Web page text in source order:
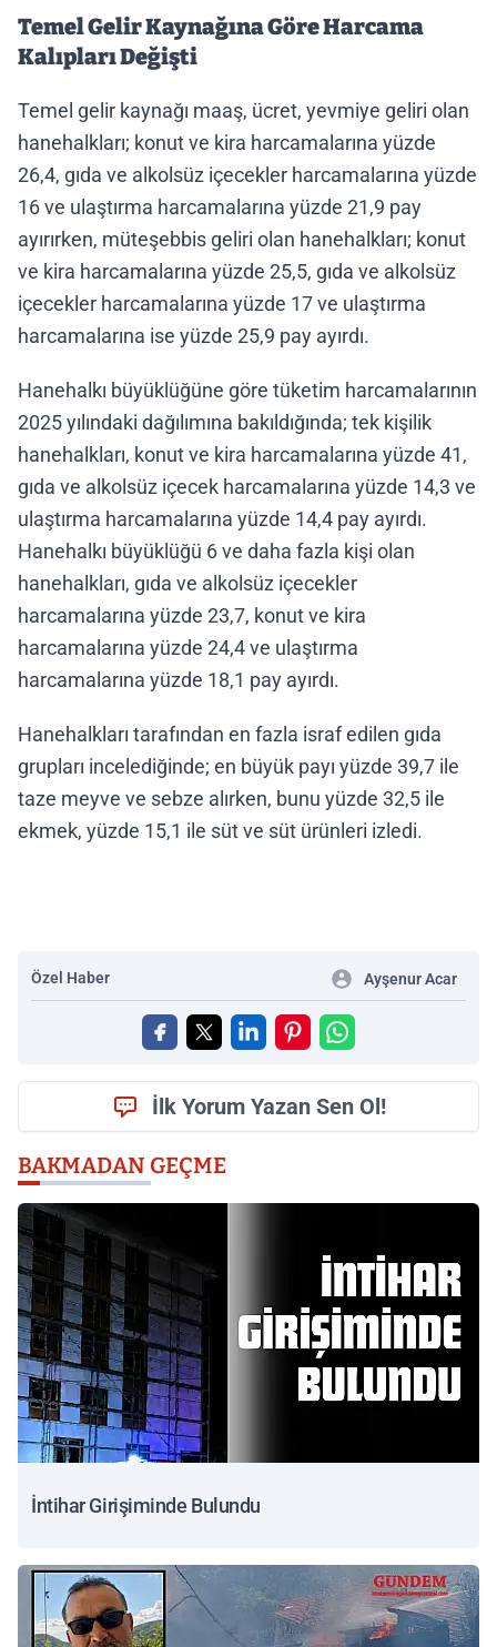
Temel Gelir Kaynağına Göre Harcama
Kalıpları Değişti
Temel gelir kaynağı maaş, ücret, yevmiye geliri olan
hanehalkları; konut ve kira harcamalarına yüzde
26,4, gıda ve alkolsüz içecekler harcamalarına yüzde
16 ve ulaştırma harcamalarına yüzde 21,9 pay
ayırırken, müteşebbis geliri olan hanehalkları; konut
ve kira harcamalarına yüzde 25,5, gıda ve alkolsüz
içecekler harcamalarına yüzde 17 ve ulaştırma
harcamalarına ise yüzde 25,9 pay ayırdı.
Hanehalkı büyüklüğüne göre tüketim harcamalarının
2025 yılındaki dağılımına bakıldığında; tek kişilik
hanehalkları, konut ve kira harcamalarına yüzde 41,
gıda ve alkolsüz içecek harcamalarına yüzde 14,3 ve
ulaştırma harcamalarına yüzde 14,4 pay ayırdı.
Hanehalkı büyüklüğü 6 ve daha fazla kişi olan
hanehalkları, gıda ve alkolsüz içecekler
harcamalarına yüzde 23,7, konut ve kira
harcamalarına yüzde 24,4 ve ulaştırma
harcamalarına yüzde 18,1 pay ayırdı.
Hanehalkları tarafından en fazla israf edilen gıda
grupları incelediğinde; en büyük payı yüzde 39,7 ile
taze meyve ve sebze alırken, bunu yüzde 32,5 ile
ekmek, yüzde 15,1 ile süt ve süt ürünleri izledi.
Özel Haber Ayşenur Acar
İlk Yorum Yazan Sen Ol!
BAKMADAN GEÇME
İntihar Girişiminde Bulundu